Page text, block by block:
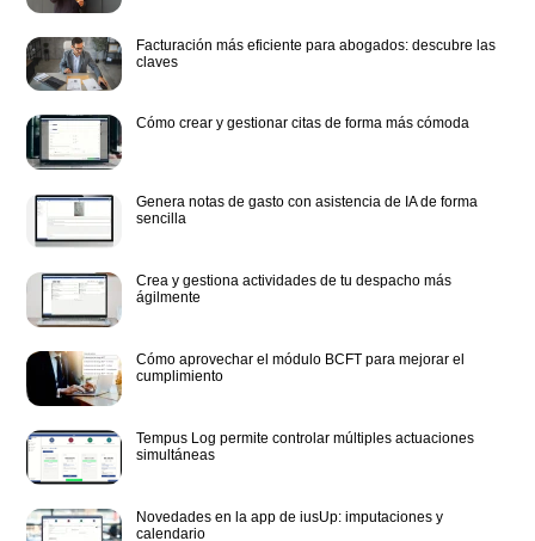
Facturación más eficiente para abogados: descubre las
claves
Cómo crear y gestionar citas de forma más cómoda
Genera notas de gasto con asistencia de IA de forma
sencilla
Crea y gestiona actividades de tu despacho más
ágilmente
Cómo aprovechar el módulo BCFT para mejorar el
cumplimiento
Tempus Log permite controlar múltiples actuaciones
simultáneas
Novedades en la app de iusUp: imputaciones y
calendario